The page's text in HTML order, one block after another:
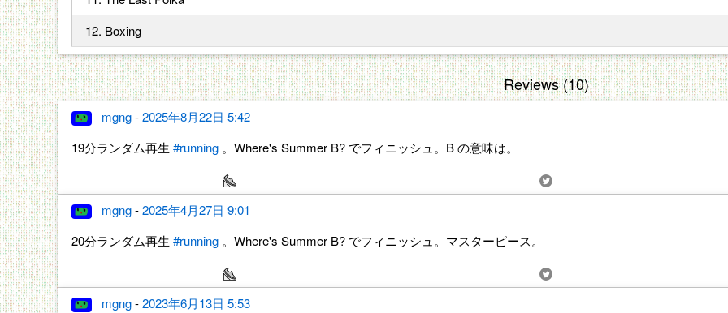
12. Boxing
Reviews (10)
mgng-2025年8月22日 5:42
19分ランダム再生 #running 。Where's Summer B? でフィニッシュ。B の意味は。
mgng-2025年4月27日 9:01
20分ランダム再生 #running 。Where's Summer B? でフィニッシュ。マスターピース。
mgng-2023年6月13日 5:53